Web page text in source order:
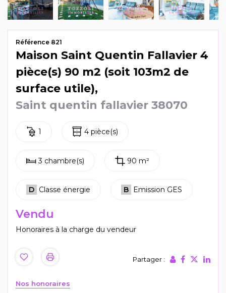
Contactez-nous
Référence 821
Maison Saint Quentin Fallavier 4
pièce(s) 90 m2 (soit 103m2 de
surface utile),
Saint quentin fallavier 38070
1 4 pièce(s)
3 chambre(s) 90 m²
D Classe énergie B Emission GES
Vendu
Honoraires à la charge du vendeur
Partager :
Nos honoraires